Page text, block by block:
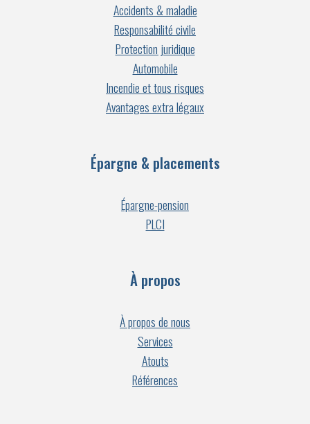
Accidents & maladie
Responsabilité civile
Protection juridique
Automobile
Incendie et tous risques
Avantages extra légaux
Épargne & placements
Épargne-pension
PLCI
À propos
À propos de nous
Services
Atouts
Références